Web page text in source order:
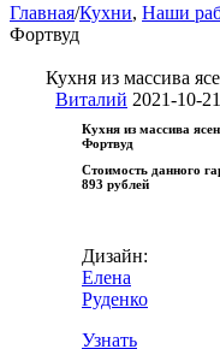
Главная/Кухни, Наши
Фортвуд
Кухня из массива
Виталий 2021-10-
Кухня из массива
Фортвуд
Стоимость данного
893 рублей
Дизайн:
Елена
Руденко
Узнать